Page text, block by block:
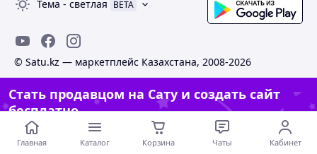
Тема - светлая BETA
© Satu.kz — маркетплейс Казахстана, 2008-2026
Стать продавцом на Сату и создать сайт
бесплатно
Создать сайт
Главная Каталог Корзина Чаты Кабинет